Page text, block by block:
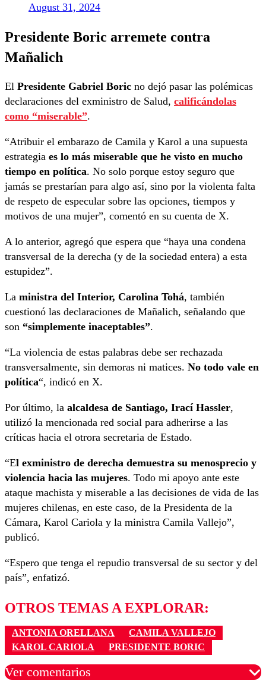
August 31, 2024
Presidente Boric arremete contra
Mañalich
El Presidente Gabriel Boric no dejó pasar las polémicas
declaraciones del exministro de Salud, calificándolas
como “miserable”.
“Atribuir el embarazo de Camila y Karol a una supuesta
estrategia es lo más miserable que he visto en mucho
tiempo en política. No solo porque estoy seguro que
jamás se prestarían para algo así, sino por la violenta falta
de respeto de especular sobre las opciones, tiempos y
motivos de una mujer”, comentó en su cuenta de X.
A lo anterior, agregó que espera que “haya una condena
transversal de la derecha (y de la sociedad entera) a esta
estupidez”.
La ministra del Interior, Carolina Tohá, también
cuestionó las declaraciones de Mañalich, señalando que
son “simplemente inaceptables”.
“La violencia de estas palabras debe ser rechazada
transversalmente, sin demoras ni matices. No todo vale en
política“, indicó en X.
Por último, la alcaldesa de Santiago, Irací Hassler,
utilizó la mencionada red social para adherirse a las
críticas hacia el otrora secretaria de Estado.
“El exministro de derecha demuestra su menosprecio y
violencia hacia las mujeres. Todo mi apoyo ante este
ataque machista y miserable a las decisiones de vida de las
mujeres chilenas, en este caso, de la Presidenta de la
Cámara, Karol Cariola y la ministra Camila Vallejo”,
publicó.
“Espero que tenga el repudio transversal de su sector y del
país”, enfatizó.
OTROS TEMAS A EXPLORAR:
ANTONIA ORELLANA
CAMILA VALLEJO
KAROL CARIOLA
PRESIDENTE BORIC
Ver comentarios